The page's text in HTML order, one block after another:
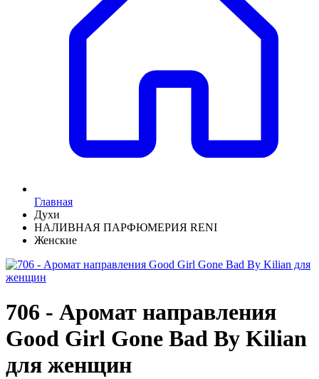
Главная
Духи
НАЛИВНАЯ ПАРФЮМЕРИЯ RENI
Женские
706 - Аромат направления
Good Girl Gone Bad By Kilian
для женщин